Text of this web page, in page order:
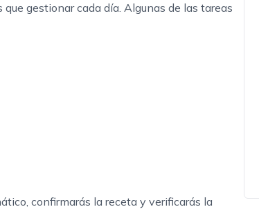
gestionar cada día. Algunas de las tareas
confirmarás la receta y verificarás la